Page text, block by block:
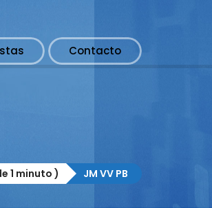
Contacto
1 minuto ) JM VV PB